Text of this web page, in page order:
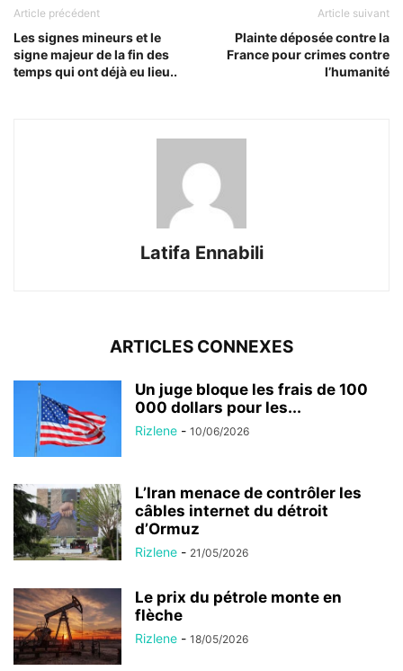
Article précédent
Les signes mineurs et le
signe majeur de la fin des
temps qui ont déjà eu lieu..
Article suivant
Plainte déposée contre la
France pour crimes contre
l’humanité
Latifa Ennabili
ARTICLES CONNEXES
Un juge bloque les frais de 100
000 dollars pour les...
Rizlene - 10/06/2026
L’Iran menace de contrôler les
câbles internet du détroit
d’Ormuz
Rizlene - 21/05/2026
Le prix du pétrole monte en
flèche
Rizlene - 18/05/2026